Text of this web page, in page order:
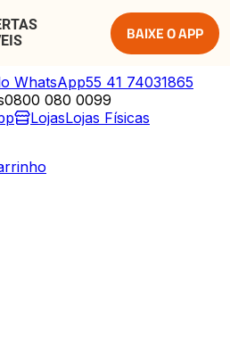
BAIXE O APP
WhatsApp55 41 74031865
0800 080 0099
LojasLojas Físicas